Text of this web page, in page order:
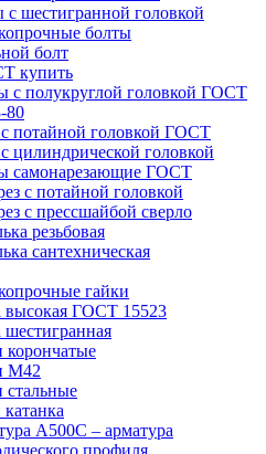
с шестигранной головкой
болты
болт
купить
с полукруглой головкой ГОСТ
80
потайной головкой ГОСТ
цилиндрической головкой
самонарезающие ГОСТ
с потайной головкой
с прессшайбой сверло
резьбовая
сантехническая
гайки
высокая ГОСТ 15523
шестигранная
корончатые
М42
стальные
А500С – арматура
профиля